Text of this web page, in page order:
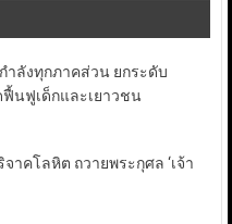
ำลังทุกภาคส่วน ยกระดับ
นฟูเด็กและเยาวชน
คโลหิต ถวายพระกุศล ‘เจ้า